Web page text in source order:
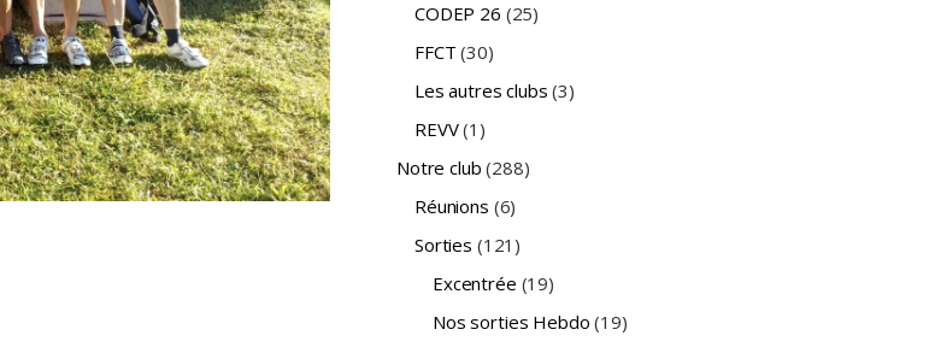
CODEP 26 (25)
FFCT (30)
Les autres clubs (3)
REVV(1)
Notre club (288)
Réunions (6)
Sorties (121)
Excentrée (19)
Nos sorties Hebdo (19)